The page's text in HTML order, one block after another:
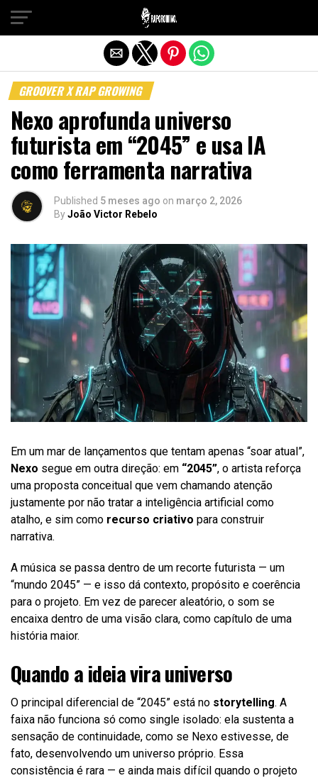
GROOVER X RAP GROWING
Nexo aprofunda universo
futurista em “2045” e usa IA
como ferramenta narrativa
Published 5 meses ago on março 2, 2026
ByJoão Victor Rebelo
Em um mar de lançamentos que tentam apenas “soar atual”,
Nexo segue em outra direção: em “2045”, o artista reforça
uma proposta conceitual que vem chamando atenção
justamente por não tratar a inteligência artificial como
atalho, e sim como recurso criativo para construir
narrativa.
A música se passa dentro de um recorte futurista — um
“mundo 2045” — e isso dá contexto, propósito e coerência
para o projeto. Em vez de parecer aleatório, o som se
encaixa dentro de uma visão clara, como capítulo de uma
história maior.
Quando a ideia vira universo
O principal diferencial de “2045” está no storytelling. A
faixa não funciona só como single isolado: ela sustenta a
sensação de continuidade, como se Nexo estivesse, de
fato, desenvolvendo um universo próprio. Essa
consistência é rara — e ainda mais difícil quando o projeto
Sair da versão mobile